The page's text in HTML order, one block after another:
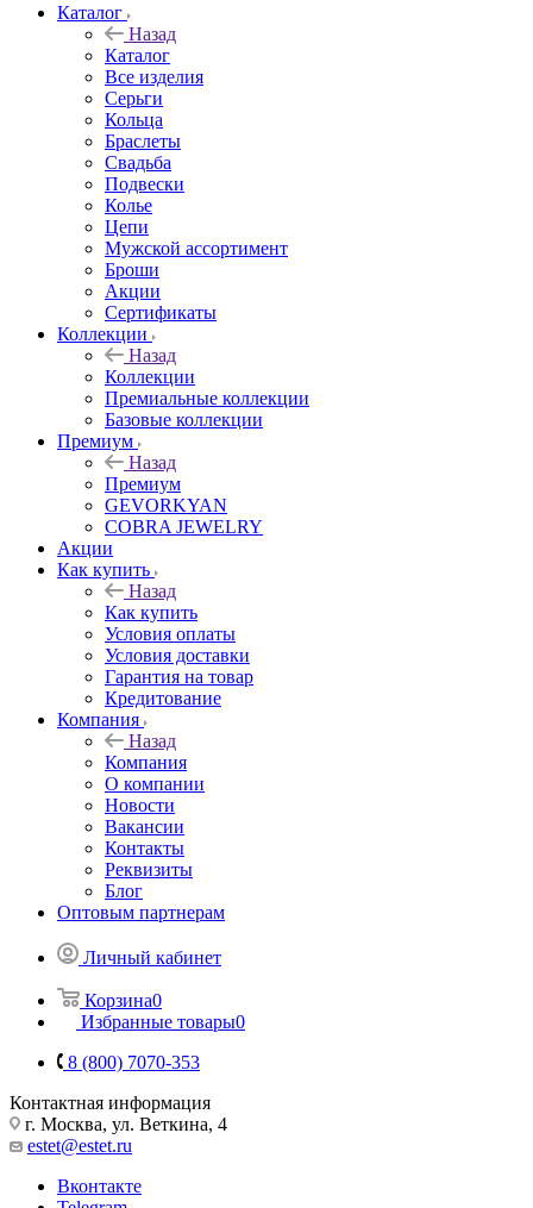
Каталог
Назад
Каталог
Все изделия
Серьги
Кольца
Браслеты
Свадьба
Подвески
Колье
Цепи
Мужской ассортимент
Броши
Акции
Сертификаты
Коллекции
Назад
Коллекции
Премиальные коллекции
Базовые коллекции
Премиум
Назад
Премиум
GEVORKYAN
COBRA JEWELRY
Акции
Как купить
Назад
Как купить
Условия оплаты
Условия доставки
Гарантия на товар
Кредитование
Компания
Назад
Компания
О компании
Новости
Вакансии
Контакты
Реквизиты
Блог
Оптовым партнерам
Личный кабинет
Корзина0
Избранные товары0
8 (800) 7070-353
Контактная информация
г. Москва, ул. Веткина, 4
estet@estet.ru
Вконтакте